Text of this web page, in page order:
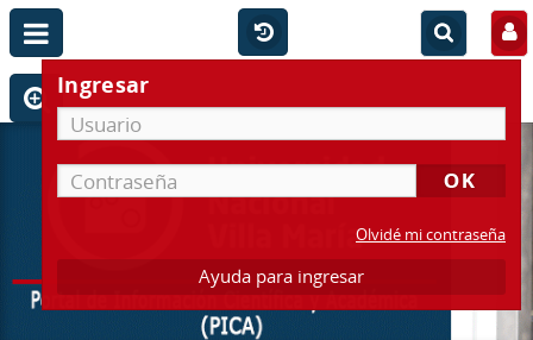
Ingresar
Olvidé mi contraseña
Ayuda para ingresar